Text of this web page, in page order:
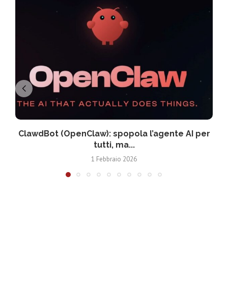
ClawdBot (OpenClaw): spopola l’agente AI per
tutti, ma...
1 Febbraio 2026